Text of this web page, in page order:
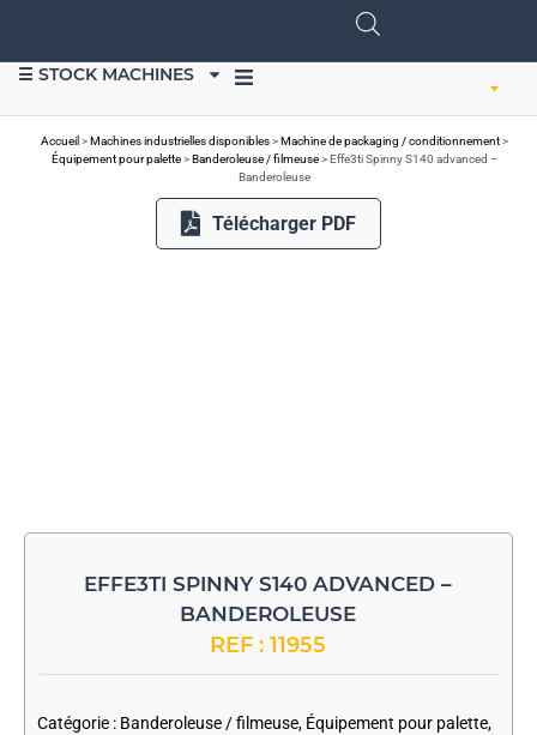
☰ STOCK MACHINES
Accueil >Machines industrielles disponibles>Machine de packaging / conditionnement>
Équipement pour palette>Banderoleuse / filmeuse>Effe3ti Spinny S140 advanced –
Banderoleuse
Télécharger PDF
EFFE3TI SPINNY S140 ADVANCED –
BANDEROLEUSE
REF : 11955
-
Catégorie : Banderoleuse / filmeuse, Équipement pour palette,